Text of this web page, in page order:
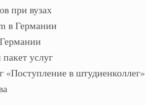
при вузах
в Германии
услуг